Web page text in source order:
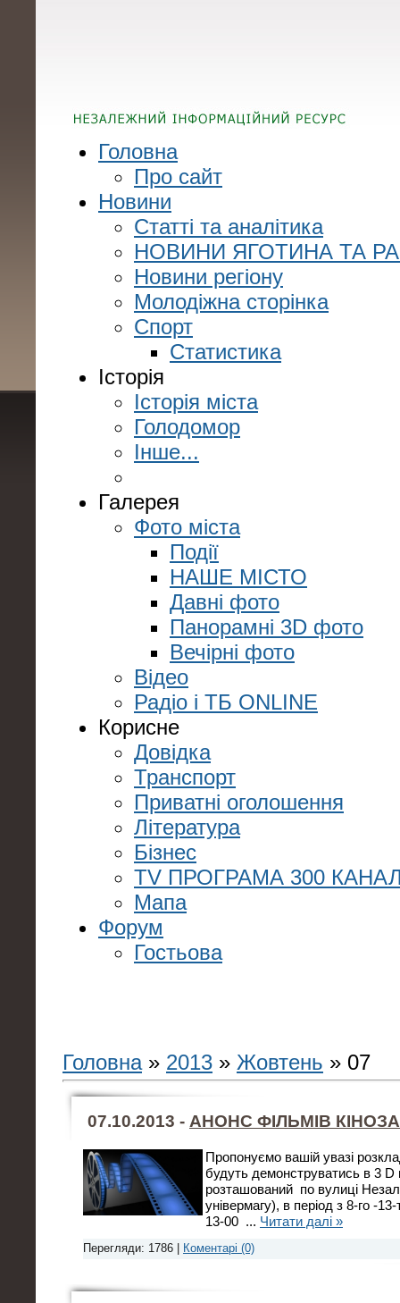
Головна
Про сайт
Новини
Статті та аналітика
НОВИНИ ЯГОТИНА ТА
Новини регіону
Молодіжна сторінка
Спорт
Статистика
Історія
Історія міста
Голодомор
Інше...
Галерея
Фото міста
Події
НАШЕ МІСТО
Давні фото
Панорамні 3D фото
Вечірні фото
Відео
Радіо і ТБ ONLINE
Корисне
Довідка
Транспорт
Приватні оголошення
Література
Бізнес
TV ПРОГРАМА 300
Мапа
Форум
Гостьова
Головна» 2013 » Жовтень » 07
07.10.2013 - АНОНС ФІЛЬМІВ
Пропонуємо вашій увазі
будуть демонструватись в 3 D
розташований по вулиці
універмагу), в період з 8-го -
13-00 ... Читати далі »
Перегляди: 1786 | Коментарі (0)